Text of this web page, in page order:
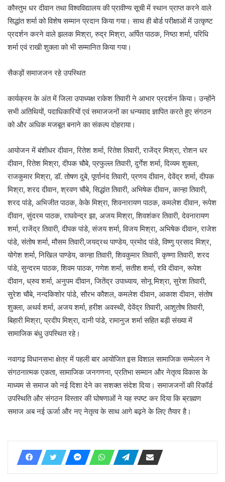
कौस्तुभ धर दीवान तथा विश्वविद्यालय की प्रावीण्य सूची में स्थान प्राप्त करने वाले
सिद्धांत शर्मा को विशेष सम्मान प्रदान किया गया। साथ ही बोर्ड परीक्षाओं में उत्कृष्ट
प्रदर्शन करने वाले झलक मिश्रा, रुद्र मिश्रा, अर्पित पाठक, निष्ठा शर्मा, परिधि
शर्मा एवं राखी शुक्ला को भी सम्मानित किया गया।
सैकड़ों समाजजन रहे उपस्थित
कार्यक्रम के अंत में जिला उपाध्यक्ष राकेश तिवारी ने आभार प्रदर्शन किया। उन्होंने
सभी अतिथियों, पदाधिकारियों एवं समाजजनों का धन्यवाद ज्ञापित करते हुए संगठन
को और अधिक मजबूत बनाने का संकल्प दोहराया।
आयोजन में बंशीधर दीवान, रितेश शर्मा, रितेश तिवारी, राजेंद्र मिश्रा, रोशन धर
दीवान, रितेश मिश्रा, दीपक चौबे, प्रफुल्ल तिवारी, दुर्गेश शर्मा, दिव्यम शुक्ला,
राजकुमार मिश्रा, डॉ. तोषण दुबे, पूर्णानंद तिवारी, प्रणय दीवान, देवेंद्र शर्मा, दीपक
मिश्रा, शरद दीवान, श्रवण चौबे, सिद्धांत तिवारी, अभिषेक दीवान, कान्हा तिवारी,
शरद पांडे, अभिजीत पाठक, केके मिश्रा, शिवनारायण पाठक, कमलेश दीवान, रूपेश
दीवान, सुंदरम पाठक, राघवेन्द्र झा, अजय मिश्रा, शिवशंकर तिवारी, देवनारायण
शर्मा, राजेंद्र तिवारी, दीपक पांडे, संजय शर्मा, विजय मिश्रा, अभिषेक दीवान, राजेश
पांडे, संतोष शर्मा, मौसम तिवारी,जयद्रथ पाण्डेय, प्रमोद पांडे, विष्णु प्रसाद मिश्र,
योगेश शर्मा, निखिल पाण्डेय, कान्हा तिवारी, शिवकुमार तिवारी, कृष्णा तिवारी, शरद
पांडे, सुन्दरम पाठक, शिवम पाठक, गणेश शर्मा, सतीश शर्मा, रवि दीवान, रूपेश
दीवान, ध्रुव शर्मा, अनुपम दीवान, जितेंद्र उपाध्याय, सोनू मिश्रा, सुरेश तिवारी,
सुरेश चौबे, नन्दकिशोर पांडे, सौरभ कौशल, कमलेश दीवान, आकाश दीवान, संतोष
शुक्ला, अथर्व शर्मा, अजय शर्मा, हरीश अवस्थी, देवेंद्र तिवारी, आशुतोष तिवारी,
बिहारी मिश्रा, प्रदीप मिश्रा, दानी पांडे, रामानुज शर्मा सहित बड़ी संख्या में
सामाजिक बंधु उपस्थित रहे।
नवागढ़ विधानसभा क्षेत्र में पहली बार आयोजित इस विशाल सामाजिक सम्मेलन ने
संगठनात्मक एकता, सामाजिक जनगणना, प्रतिभा सम्मान और नेतृत्व विकास के
माध्यम से समाज को नई दिशा देने का सशक्त संदेश दिया। समाजजनों की रिकॉर्ड
उपस्थिति और संगठन विस्तार की घोषणाओं ने यह स्पष्ट कर दिया कि ब्राह्मण
समाज अब नई ऊर्जा और नए नेतृत्व के साथ आगे बढ़ने के लिए तैयार है।